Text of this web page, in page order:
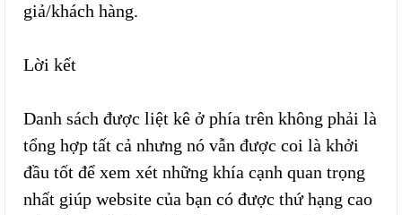
giả/khách hàng.
Lời kết
Danh sách được liệt kê ở phía trên không phải là
tổng hợp tất cả nhưng nó vẫn được coi là khởi
đầu tốt để xem xét những khía cạnh quan trọng
nhất giúp website của bạn có được thứ hạng cao